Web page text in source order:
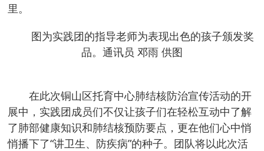
里。
图为实践团的指导老师为表现出色的孩子颁发奖
品。通讯员 邓雨 供图
在此次铜山区托育中心肺结核防治宣传活动的开
展中，实践团成员们不仅让孩子们在轻松互动中了解
了肺部健康知识和肺结核预防要点，更在他们心中悄
悄播下了“讲卫生、防疾病”的种子。团队将以此次活